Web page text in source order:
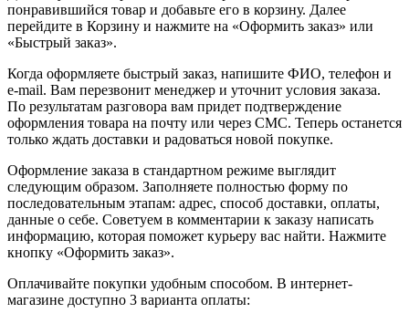
понравившийся товар и добавьте его в корзину. Далее
перейдите в Корзину и нажмите на «Оформить заказ» или
«Быстрый заказ».
Когда оформляете быстрый заказ, напишите ФИО, телефон и
e-mail. Вам перезвонит менеджер и уточнит условия заказа.
По результатам разговора вам придет подтверждение
оформления товара на почту или через СМС. Теперь останется
только ждать доставки и радоваться новой покупке.
Оформление заказа в стандартном режиме выглядит
следующим образом. Заполняете полностью форму по
последовательным этапам: адрес, способ доставки, оплаты,
данные о себе. Советуем в комментарии к заказу написать
информацию, которая поможет курьеру вас найти. Нажмите
кнопку «Оформить заказ».
Оплачивайте покупки удобным способом. В интернет-
магазине доступно 3 варианта оплаты: